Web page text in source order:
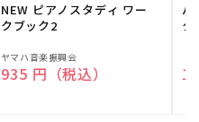
NEW ピアノスタディ ワー
クブック2
販
売
ヤマハ音楽振興会
通常価格
935 円（税込）
バ
ク
売